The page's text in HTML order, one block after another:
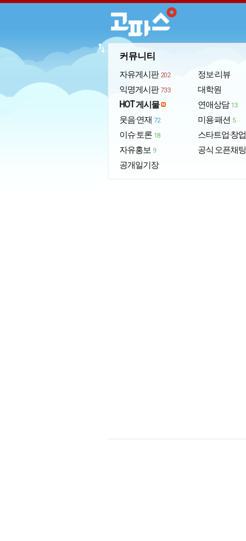
커뮤니티
자유게시판 202
익명게시판 733
HOT 게시물
웃음·연재 72
이슈·토론 18
자유홍보 9
공개일기장
정보·리뷰
대학원
연애상담 13
미용·패션 5
스타트업·창업
공식 오픈채팅
import_export